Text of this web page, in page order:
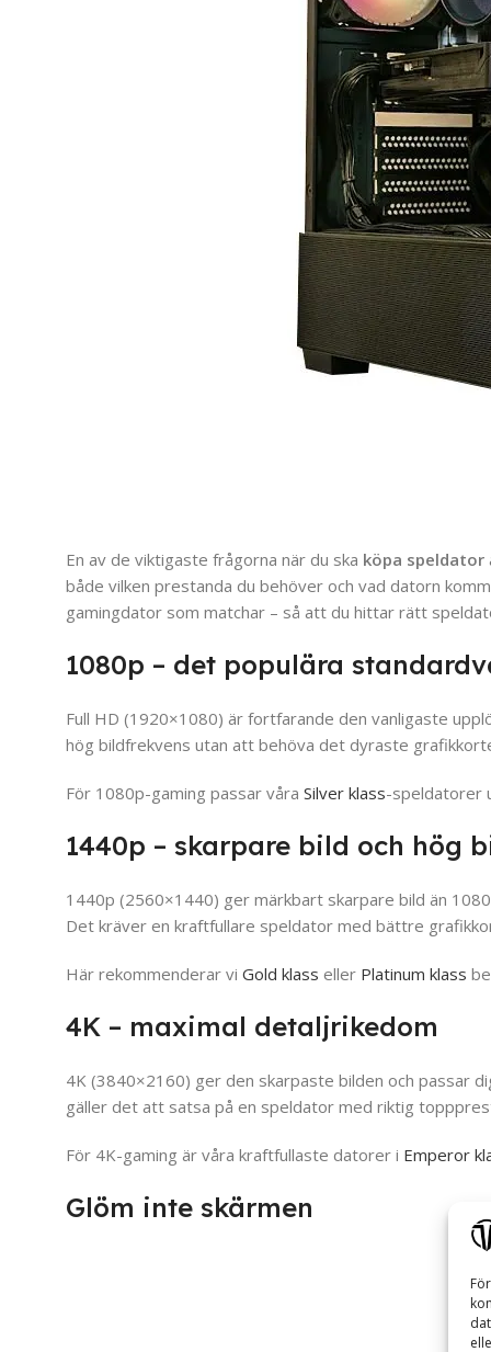
En av de viktigaste frågorna när du ska köpa speldator
både vilken prestanda du behöver och vad datorn
gamingdator som matchar – så att du hittar rätt
1080p – det populära
Full HD (1920×1080) är fortfarande den vanligaste
hög bildfrekvens utan att behöva det dyraste
För 1080p-gaming passar våra Silver klass-speldatorer
1440p – skarpare bild och hög
1440p (2560×1440) ger märkbart skarpare bild än
Det kräver en kraftfullare speldator med bättre
Här rekommenderar vi Gold klass eller Platinum klass
4K – maximal detaljrikedom
4K (3840×2160) ger den skarpaste bilden och passar
gäller det att satsa på en speldator med riktig
För 4K-gaming är våra kraftfullaste datorer i Emperor
Glöm inte skärmen